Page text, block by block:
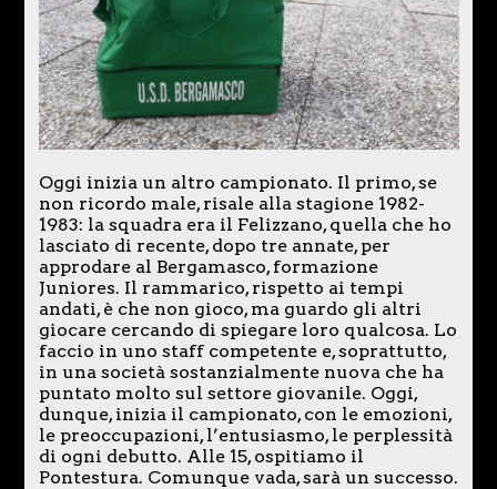
Oggi inizia un altro campionato. Il primo, se
non ricordo male, risale alla stagione 1982-
1983: la squadra era il Felizzano, quella che ho
lasciato di recente, dopo tre annate, per
approdare al Bergamasco, formazione
Juniores. Il rammarico, rispetto ai tempi
andati, è che non gioco, ma guardo gli altri
giocare cercando di spiegare loro qualcosa. Lo
faccio in uno staff competente e, soprattutto,
in una società sostanzialmente nuova che ha
puntato molto sul settore giovanile. Oggi,
dunque, inizia il campionato, con le emozioni,
le preoccupazioni, l’entusiasmo, le perplessità
di ogni debutto. Alle 15, ospitiamo il
Pontestura. Comunque vada, sarà un successo.